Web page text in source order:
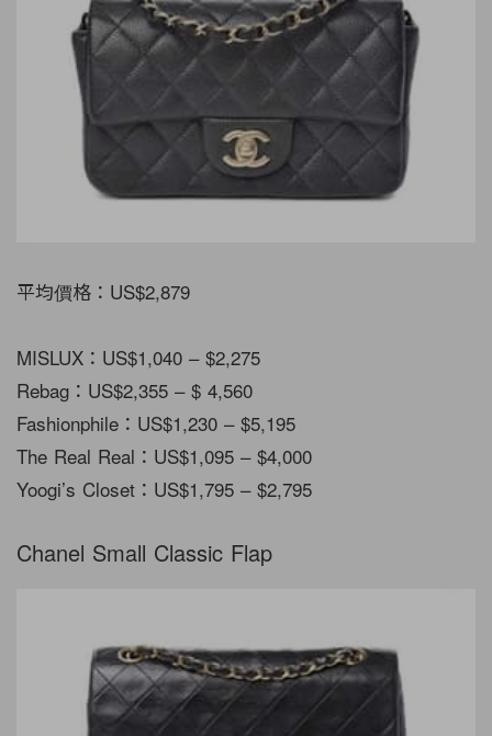
平均價格：US$2,879
MISLUX：US$1,040 – $2,275
Rebag：US$2,355 – $ 4,560
Fashionphile：US$1,230 – $5,195
The Real Real：US$1,095 – $4,000
Yoogi’s Closet：US$1,795 – $2,795
Chanel Small Classic Flap